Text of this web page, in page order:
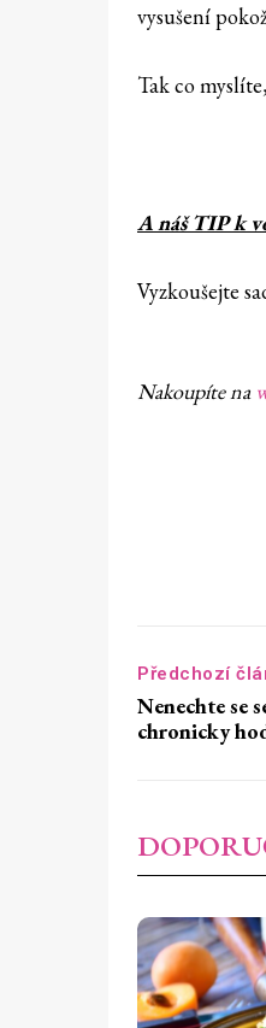
vysušení
Tak co
A náš TIP k
Vyzkoušejte
Nakoupíte na
Předchozí
Nenechte se
chronicky